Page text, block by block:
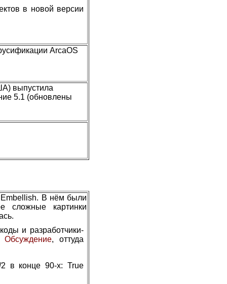
в новой версии
ArcaOS
выпустила
5.1 (обновлены
Embellish. В нём были
сложные картинки
и разработчики-
Обсуждение, оттуда
2 в конце 90-х: True